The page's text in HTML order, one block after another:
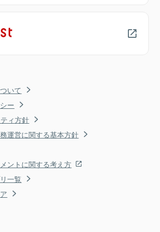
いて
ー
ィ方針
運営に関する基本方針
ントに関する考え方
一覧